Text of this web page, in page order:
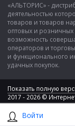
Войти
«АЛЬТОРИС» -
деятельностью
товаров и товаров
оптовых и
возможность
операторов и
и функционального
удачных покупок.
Показать полную
2017 - 2026 ©
ООО "Альторис" -